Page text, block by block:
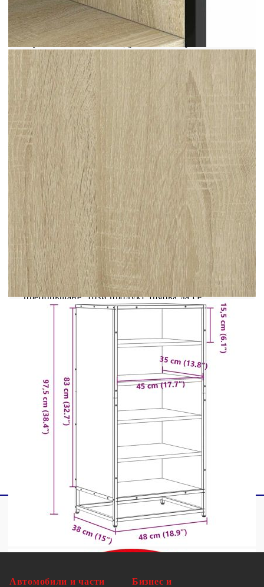
Съхранявайте обувките си в ред и създайте
подредена среда с тази елегантна етажерка за
обувки! Стабилен и издръжлив материал:
Инженерната дървесина е издръжлив и
стабилен материал с гладка повърхност, която е
устойчива на влага, изкривяване и разцепване,
което я прави надежден избор за различни
проекти.Стабилна и лека структура:
Стоманените рамки на хранилището за обувки
осигуряват здравина и стабилност.
Същевременно шкафът за обувки е лек, което го
прави лесен за преместване.Достатъчно място за
съхранение: Шкафът за обувки има рафтове,
осигуряващи достатъчно място за съхранение на
обувки. С този удобен органайзер за обувки
вече няма да се дразните от обувки, разхвърляни
по пода.Вентилиран дизайн: Тази етажерка за
обувки със стилен дизайн на решетка не само
подобрява интериорния декор, но и гарантира,
че обувките ви ще останат подредени и добре
проветрени.Практичен връх: Стабилният горен
рафт на шкафа за обувки е идеален за поставяне
на декоративни предмети, рамки за снимки или
за съхранение на ключове или портфейли, които
може да са ви необходими на една ръка
разстояние. Внимание:За да предотвратите
преобръщане, този продукт трябва да се
използва с предоставеното устройство за
закрепване на стена.
Цвят: Дъб сонома
Материал: Инженерно дърво, метал
Габаритни размери: 48 x 38 x 97,5 см (Ш x
Д x В)
Максимален капацитет на теглото (общо):
60 кг
Необходим е монтаж
Автомобили и части
Бизнес и